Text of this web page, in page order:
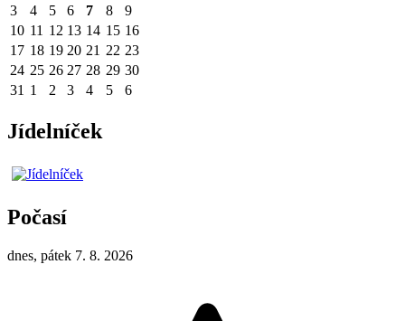
3
4 5 6 7 8
9
10 11 12 13 14 15 16
17 18 19 20 21 22 23
24 25 26 27 28 29 30
31 1 2 3 4 5 6
Jídelníček
Počasí
dnes, pátek 7. 8. 2026